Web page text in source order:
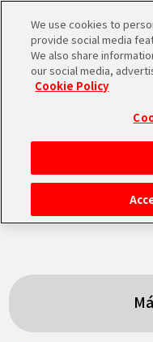
INICIO
NOTICIAS
LO MÁS
VÍDEOS
「
Bandai
We use cookies to
provide social media
We also share
our social media,
Cookie Policy